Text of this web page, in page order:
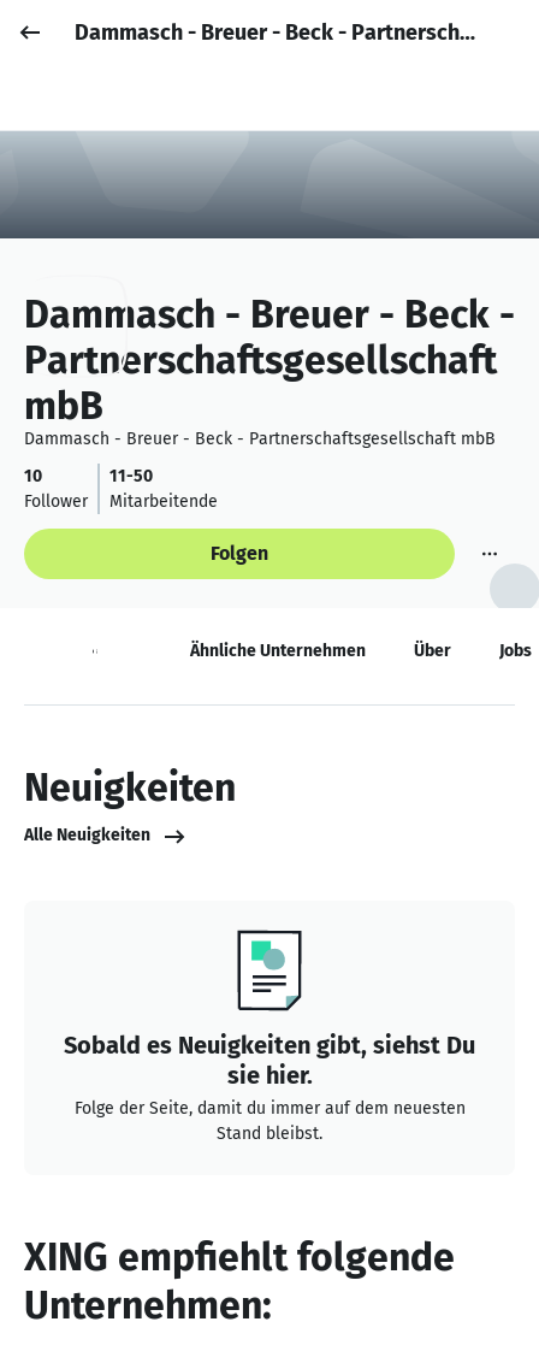
Anmelden
Job posten
Dammasch - Breuer - Beck - Partnerschaftsgesellschaft mbB
Dammasch - Breuer - Beck -
Partnerschaftsgesellschaft
mbB
Dammasch - Breuer - Beck - Partnerschaftsgesellschaft mbB
10
Follower
11-50
Mitarbeitende
Folgen
Neuigkeiten Ähnliche Unternehmen Über Jobs
Neuigkeiten
Alle Neuigkeiten
Sobald es Neuigkeiten gibt, siehst Du
sie hier.
Folge der Seite, damit du immer auf dem neuesten
Stand bleibst.
XING empfiehlt folgende
Unternehmen: